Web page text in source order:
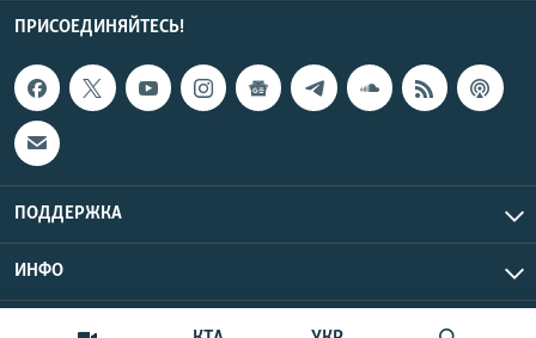
ПРИСОЕДИНЯЙТЕСЬ!
ПОДДЕРЖКА
ИНФО
Copyright Крым.Реалии, 2026 | Все права защищены.
UTC+3